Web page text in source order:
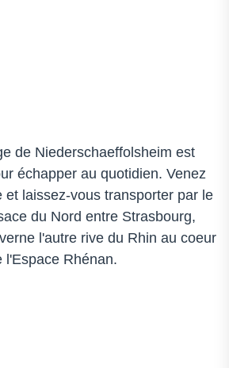
de Niederschaeffolsheim est
échapper au quotidien. Venez
et laissez-vous transporter par le
du Nord entre Strasbourg,
l'autre rive du Rhin au coeur
l'Espace Rhénan.